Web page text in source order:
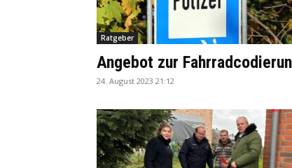
Ratgeber
Angebot zur
24. August 2023 21:12